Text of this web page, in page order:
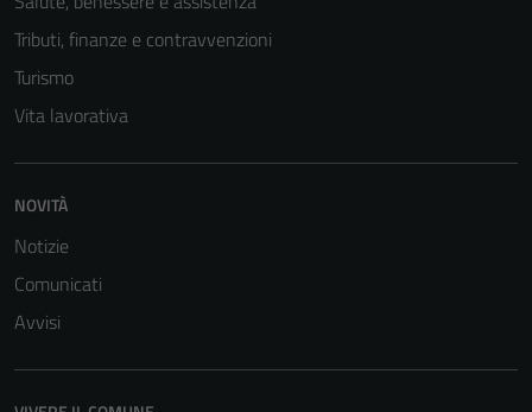
Tributi, finanze e contravvenzioni
Turismo
Vita lavorativa
NOVITÀ
Notizie
Comunicati
Avvisi
funzionamento
informazioni